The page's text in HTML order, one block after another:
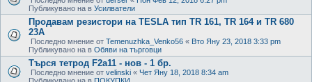
Публикувано на в Усилватели
Продавам резистори на TESLA тип TR 161, TR 164 и TR 680
23А
Последно мнение от Temenuzhka_Venko56 « Вто Яну 23, 2018 3:33 pm
Публикувано на в Обяви на търговци
Търся тетрод F2a11 - нов - 1 бр.
Последно мнение от velinski « Чет Яну 18, 2018 8:34 am
Публикувано на в ПОКУПКИ